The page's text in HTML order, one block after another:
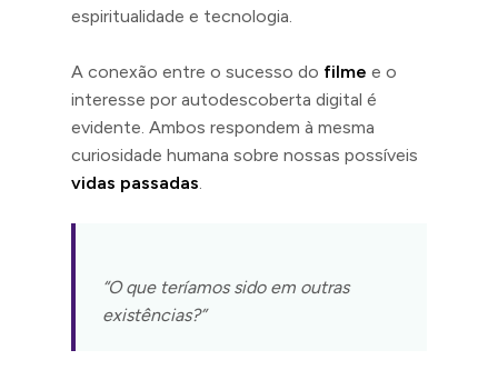
espiritualidade e tecnologia.
A conexão entre o sucesso do filme e o
interesse por autodescoberta digital é
evidente. Ambos respondem à mesma
curiosidade humana sobre nossas possíveis
vidas passadas.
“O que teríamos sido em outras
existências?”